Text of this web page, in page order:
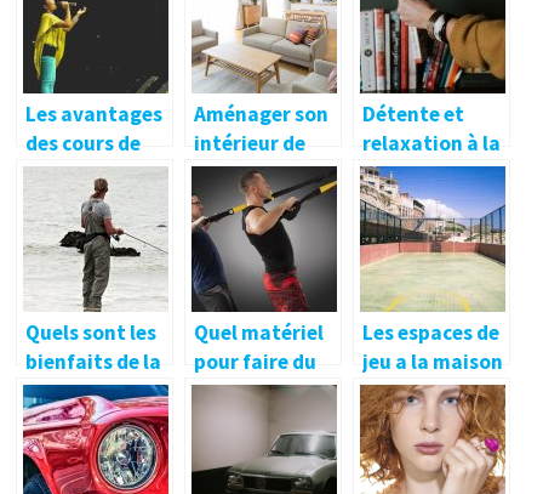
Les avantages
des cours de
chant
professionnels
Aménager son
intérieur de
maison avec
des meubles à
multiple
fonction pour
une belle
habitation
Détente et
relaxation à la
maison après
le boulot :
comment y
arriver ?
Quels sont les
bienfaits de la
pêche ?
Quel matériel
pour faire du
crossfit ?
Les espaces de
jeu a la maison
pour se divertir
ou ameliorer
ses
competences